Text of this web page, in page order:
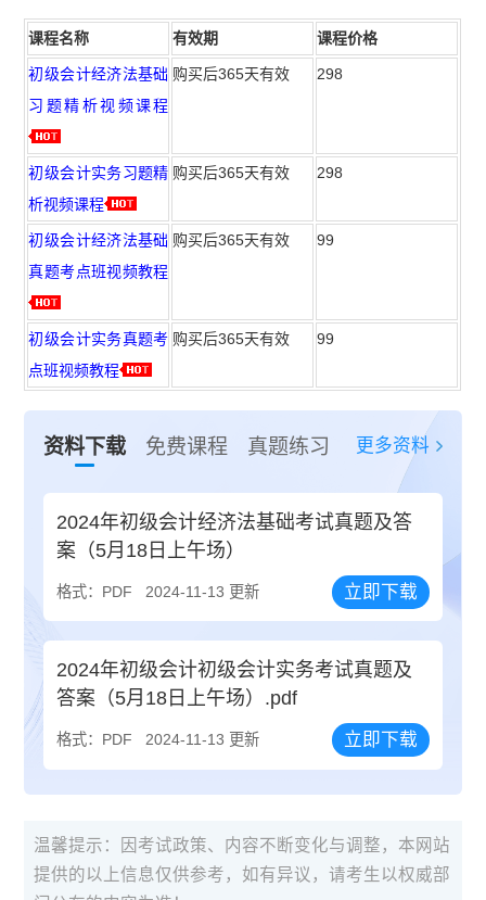
课程名称 有效期 课程价格
初级会计经济法基础
习题精析视频课程
购买后365天有效 298
初级会计实务习题精
析视频课程
购买后365天有效 298
初级会计经济法基础
真题考点班视频教程
购买后365天有效 99
初级会计实务真题考
点班视频教程
购买后365天有效 99
资料下载 免费课程 真题练习 更多资料
2024年初级会计经济法基础考试真题及答
案（5月18日上午场）
格式：PDF 2024-11-13 更新 立即下载
2024年初级会计初级会计实务考试真题及
答案（5月18日上午场）.pdf
格式：PDF 2024-11-13 更新 立即下载
温馨提示：因考试政策、内容不断变化与调整，本网站
提供的以上信息仅供参考，如有异议，请考生以权威部